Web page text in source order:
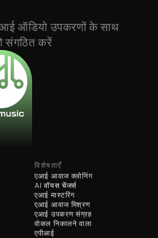
ऑडियो उपकरणों के साथ
संगठित करें
विशेषताएँ
एआई आवाज क्लोनिंग
एआई आवाज मिश्रण
AI वॉयस चेंजर्स
एआई मास्टरिंग
एआई उपकरण संग्रह
वोकल निकालने वाला
एपीआई